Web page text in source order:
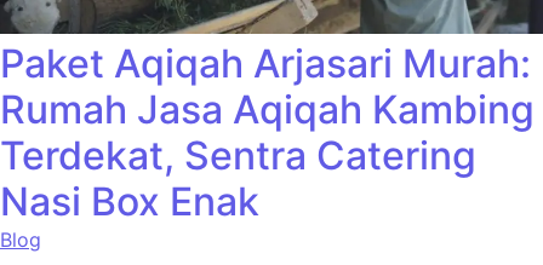
Paket Aqiqah Arjasari Murah:
Rumah Jasa Aqiqah Kambing
Terdekat, Sentra Catering
Nasi Box Enak
Blog